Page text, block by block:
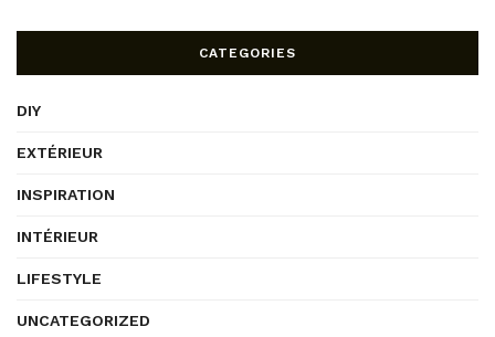
CATEGORIES
DIY
EXTÉRIEUR
INSPIRATION
INTÉRIEUR
LIFESTYLE
UNCATEGORIZED